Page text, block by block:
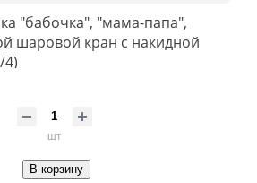
″бабочка″, ″мама-папа″,
шаровой кран с накидной
4)
шт
В корзину